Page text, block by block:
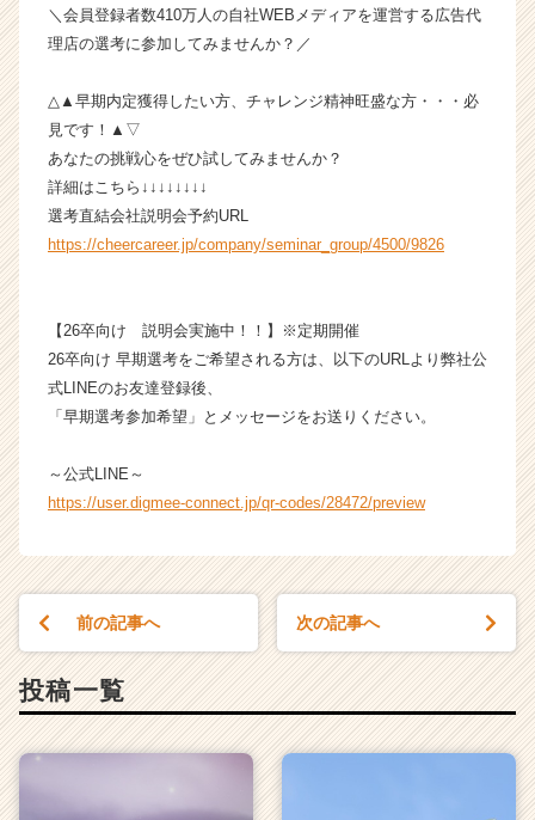
ウ
ト
活
サ
イ
ト
ャ
リ
ア
（C
r
＼会員登録者数410万人の自社WEBメディアを運営する広告代
理店の選考に参加してみませんか？／
△▲早期内定獲得したい方、チャレンジ精神旺盛な方・・・必
見です！▲▽
あなたの挑戦心をぜひ試してみませんか？
詳細はこちら↓↓↓↓↓↓↓↓
選考直結会社説明会予約URL
https://cheercareer.jp/company/seminar_group/4500/9826
【26卒向け 説明会実施中！！】※定期開催
26卒向け 早期選考をご希望される方は、以下のURLより弊社公
式LINEのお友達登録後、
「早期選考参加希望」とメッセージをお送りください。
～公式LINE～
https://user.digmee-connect.jp/qr-codes/28472/preview
前の記事へ 次の記事へ
投稿一覧